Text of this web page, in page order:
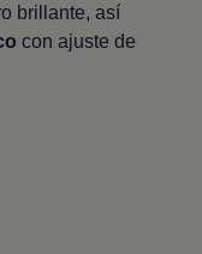
brillante, así
con ajuste de